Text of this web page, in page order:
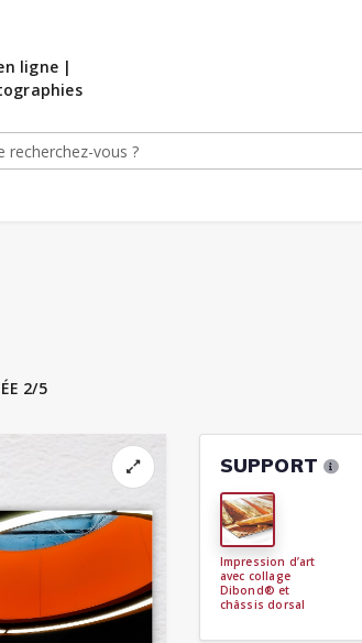
ligne |
2/5
SUPPORT
Impression d’art
avec collage
Dibond® et
châssis dorsal